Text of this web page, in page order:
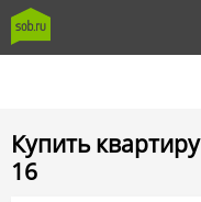
Купить
16